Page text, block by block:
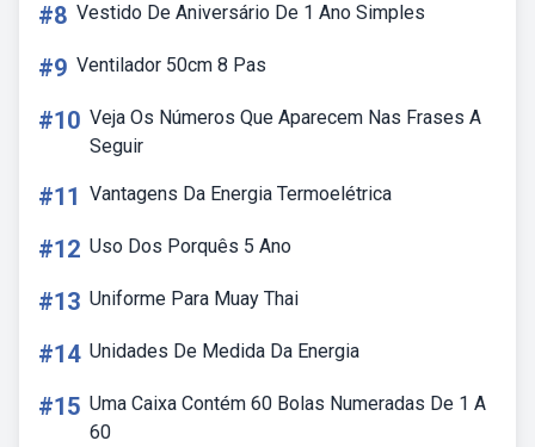
#8 Vestido De Aniversário De 1 Ano Simples
#9 Ventilador 50cm 8 Pas
#10 Veja Os Números Que Aparecem Nas Frases A
Seguir
#11 Vantagens Da Energia Termoelétrica
#12 Uso Dos Porquês 5 Ano
#13 Uniforme Para Muay Thai
#14 Unidades De Medida Da Energia
#15 Uma Caixa Contém 60 Bolas Numeradas De 1 A
60